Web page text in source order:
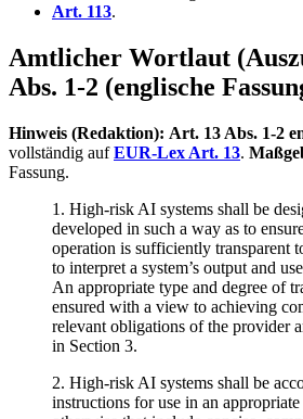
Art. 113.
Amtlicher Wortlaut
Abs. 1-2 (englische
Hinweis (Redaktion): Art. 13 Abs. 1-2
vollständig aufEUR-Lex Art. 13.
Fassung.
1. High-risk AI systems shall be
developed in such a way as to
operation is sufficiently transparent
to interpret a system’s output and
An appropriate type and degree of
ensured with a view to achieving
relevant obligations of the provider
in Section 3.
2. High-risk AI systems shall be
instructions for use in an